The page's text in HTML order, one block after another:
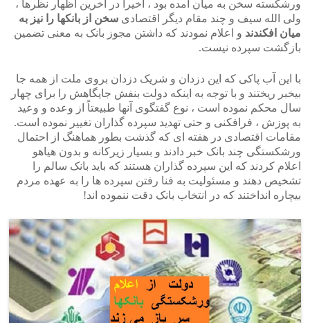
ورشکسته سخن به میان آمده بود ، اخیراً در آخرین اظهار نظرها ،
ولی الله سیف و چند مقام دیگر اقتصادی سخن از بانکها را نیز به
میان افکندند و اعلام نمودند که داشتن مجوز بانک به معنی تضمین
بازگشت سپرده نیست.
با این آب پاکی که این دزدان و شریک دزدان بروی ملت از همه جا
بیخبر ریختند و با توجه به اینکه دولت بنفش جایگاهش را برای چهار
سال محکم نموده است ، نوع گفتگوی آنها طبیعتاً از وعده و وعید
به پوزش ، فرافکنی و حتی تهدید سپرده گذاران تغییر نموده است.
مقامات اقتصادی در هفته ای که گذشت بطور هماهنگ از احتمال
ورشکستگی چند بانک خبر دادند و بسیار زیرکانه و بدون هیاهو
اعلام کردند که این سپرده گذاران هستند که باید بانک سالم را
تشخیص دهند و مسئولیت به فنا رفتن سپرده ها را به عهده مردم
بیچاره انداختند که در انتخاب بانک دقت ننموده اند!